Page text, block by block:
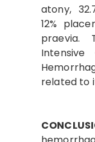
atony,
12%
praevia.
related to